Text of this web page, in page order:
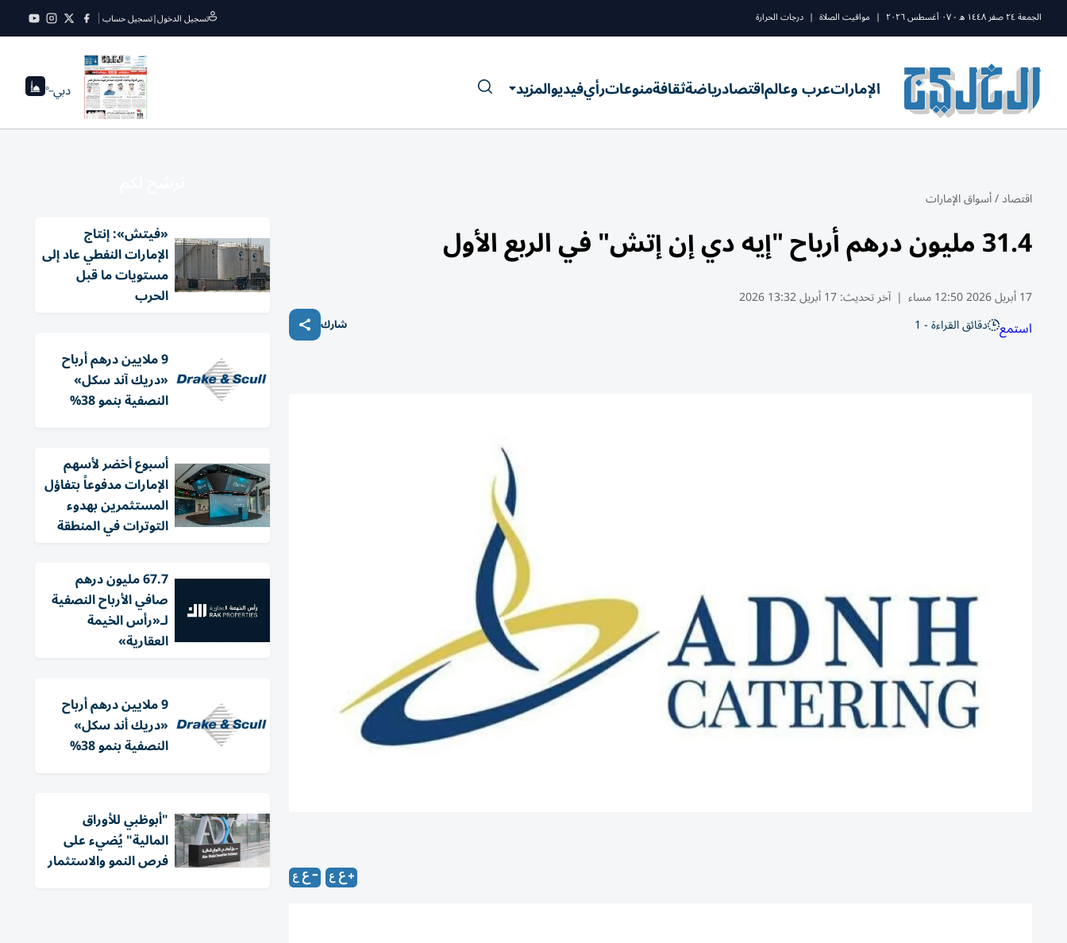
الجمعة ٢٤ صفر ١٤٤٨ ه - ٠٧ أغسطس ٢٠٢٦ | مواقيت الصلاة | درجات الحرارة تسجيل الدخول|تسجيل حساب
الإماراتعرب وعالماقتصادرياضةثقافةمنوعاترأيفيديوالمزيد دبي--°
اقتصاد/أسواق الإمارات
31.4 مليون درهم أرباح "إيه دي إن إتش" في الربع الأول
17 أبريل 2026 12:50 مساء | آخر تحديث:17 أبريل 13:32 2026
استمع دقائق القراءة - 1 شارك
«فيتش»: إنتاج
الإمارات النفطي عاد إلى
مستويات ما قبل
الحرب
9 ملايين درهم أرباح
«دريك آند سكل»
النصفية بنمو 38%
أسبوع أخضر لأسهم
الإمارات مدفوعاً بتفاؤل
المستثمرين بهدوء
التوترات في المنطقة
67.7 مليون درهم
صافي الأرباح النصفية
لـ«رأس الخيمة
العقارية»
9 ملايين درهم أرباح
«دريك أند سكل»
النصفية بنمو 38%
"أبوظبي للأوراق
المالية" يُضيء على
فرص النمو والاستثمار